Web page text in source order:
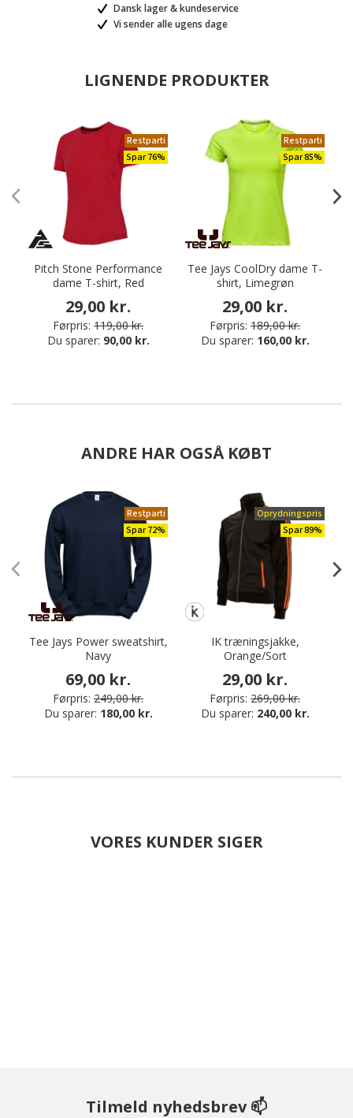
Dansk lager & kundeservice
Vi sender alle ugens dage
LIGNENDE PRODUKTER
Restparti
Spar 76%
Pitch Stone Performance
dame T-shirt, Red
29,00 kr.
Førpris: 119,00 kr.
Du sparer: 90,00 kr.
Restparti
Spar 85%
Tee Jays CoolDry dame T-
shirt, Limegrøn
29,00 kr.
Førpris: 189,00 kr.
Du sparer: 160,00 kr.
ANDRE HAR OGSÅ KØBT
Restparti
Spar 72%
Tee Jays Power sweatshirt,
Navy
69,00 kr.
Førpris: 249,00 kr.
Du sparer: 180,00 kr.
Oprydningspris
Spar 89%
IK træningsjakke,
Orange/Sort
29,00 kr.
Førpris: 269,00 kr.
Du sparer: 240,00 kr.
VORES KUNDER SIGER
Tilmeld nyhedsbrev 📫